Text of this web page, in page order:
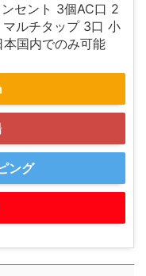
セント 3個AC口 2
ルチタップ 3口 小
国内でのみ可能
ング